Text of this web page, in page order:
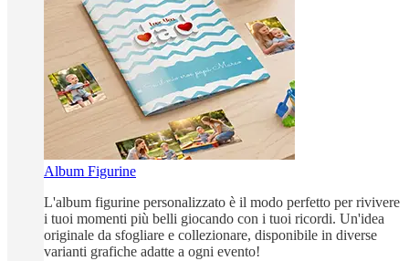
Album Figurine
L'album figurine personalizzato è il modo perfetto per rivivere
i tuoi momenti più belli giocando con i tuoi ricordi. Un'idea
originale da sfogliare e collezionare, disponibile in diverse
varianti grafiche adatte a ogni evento!